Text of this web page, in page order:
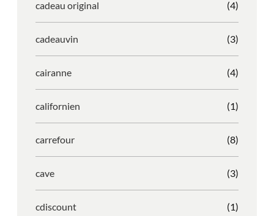
cadeau original (4)
cadeauvin (3)
cairanne (4)
californien (1)
carrefour (8)
cave (3)
cdiscount (1)